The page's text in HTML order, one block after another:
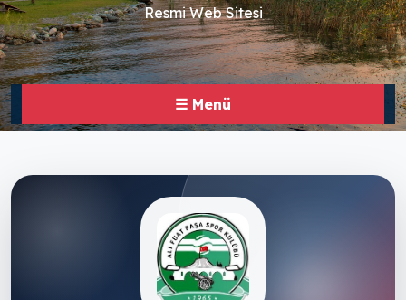
Resmi Web Sitesi
☰ Menü